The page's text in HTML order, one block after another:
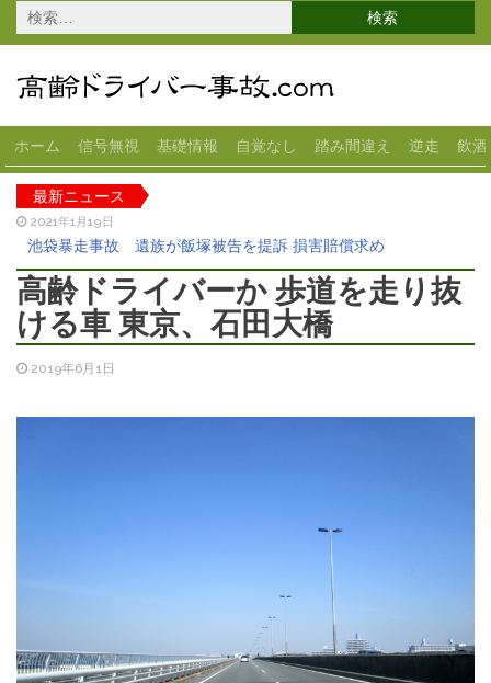
検
索:
ホーム 信号無視 基礎情報 自覚なし 踏み間違え 逆走 飲酒
最新ニュース
2021年1月19日
池袋暴走事故 遺族が飯塚被告を提訴 損害賠償求め
2020年12月18日
高齢女性が運転の車がスーパーに突っ込む 宇都宮
2020年11月13日
70代女性が運転のベンツが横転 大田区
2020年10月28日
2020年10月22日
高齢ドライバーか 歩道を走り抜
ける車 東京、石田大橋
2019年6月1日